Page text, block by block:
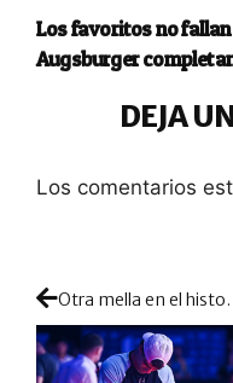
Los favoritos no
Augsburger
DEJA
Los comentarios
Otra mella en el